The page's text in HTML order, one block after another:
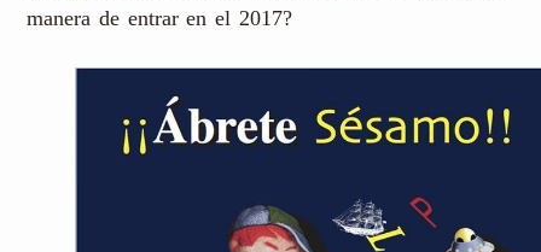
manera de entrar en el 2017?